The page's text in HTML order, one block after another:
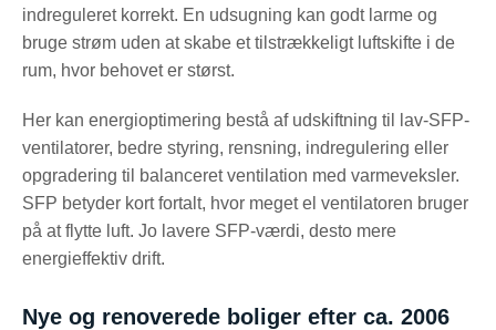
indreguleret korrekt. En udsugning kan godt larme og
bruge strøm uden at skabe et tilstrækkeligt luftskifte i de
rum, hvor behovet er størst.
Her kan energioptimering bestå af udskiftning til lav-SFP-
ventilatorer, bedre styring, rensning, indregulering eller
opgradering til balanceret ventilation med varmeveksler.
SFP betyder kort fortalt, hvor meget el ventilatoren bruger
på at flytte luft. Jo lavere SFP-værdi, desto mere
energieffektiv drift.
Nye og renoverede boliger efter ca. 2006